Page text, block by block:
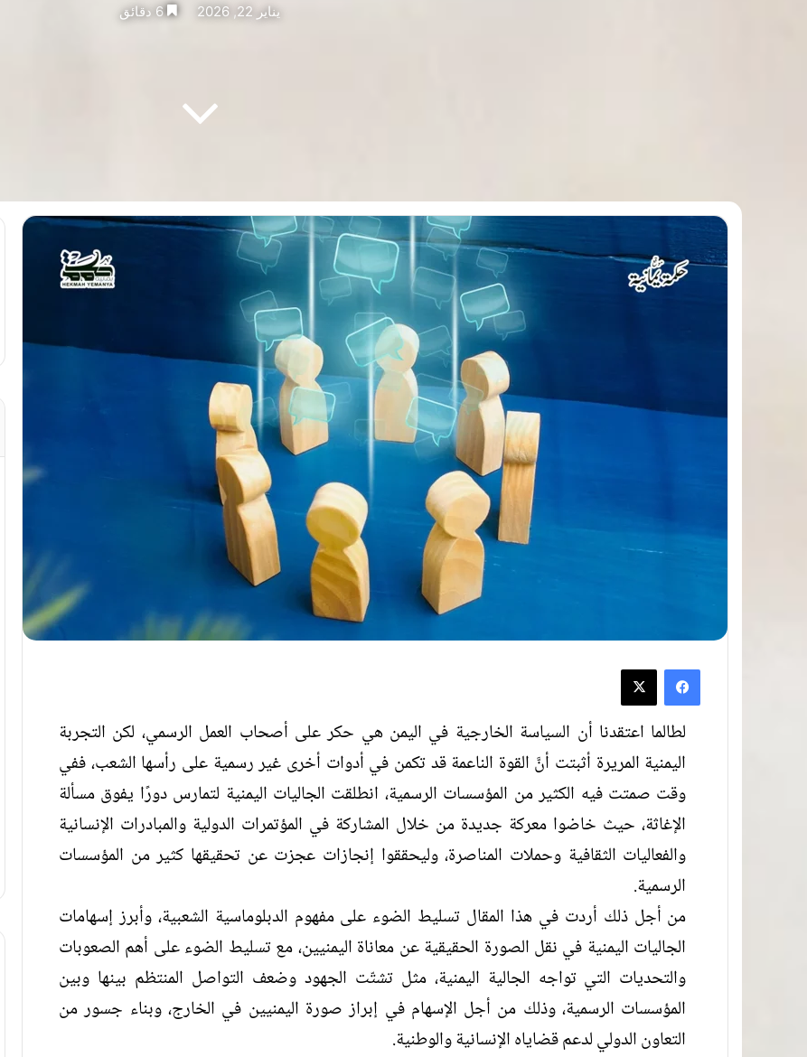
يناير 22, 2026
لطالما اعتقدنا أن السياسة الخارجية في اليمن هي حكر على أصحاب العمل الرسمي، لكن التجربة
اليمنية المريرة أثبتت أنَّ القوة الناعمة قد تكمن في أدوات أخرى غير رسمية على رأسها الشعب، ففي
وقت صمتت فيه الكثير من المؤسسات الرسمية، انطلقت الجاليات اليمنية لتمارس دورًا يفوق مسألة
الإغاثة، حيث خاضوا معركة جديدة من خلال المشاركة في المؤتمرات الدولية والمبادرات الإنسانية
والفعاليات الثقافية وحملات المناصرة، وليحققوا إنجازات عجزت عن تحقيقها كثير من المؤسسات
الرسمية.
من أجل ذلك أردت في هذا المقال تسليط الضوء على مفهوم الدبلوماسية الشعبية، وأبرز إسهامات
الجاليات اليمنية في نقل الصورة الحقيقية عن معاناة اليمنيين، مع تسليط الضوء على أهم الصعوبات
والتحديات التي تواجه الجالية اليمنية، مثل تشتّت الجهود وضعف التواصل المنتظم بينها وبين
المؤسسات الرسمية، وذلك من أجل الإسهام في إبراز صورة اليمنيين في الخارج، وبناء جسور من
التعاون الدولي لدعم قضاياه الإنسانية والوطنية.